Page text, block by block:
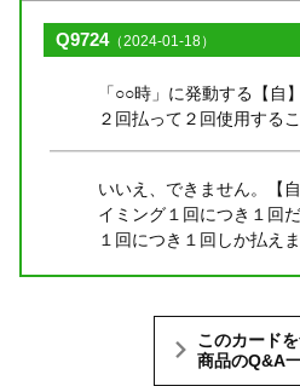
Q9724（2024-01-18）
「○○時」に発動する【自
２回払って２回使用する
いいえ、できません。【
イミング１回につき１回
１回につき１回しか払えま
このカード
商品のQ&A